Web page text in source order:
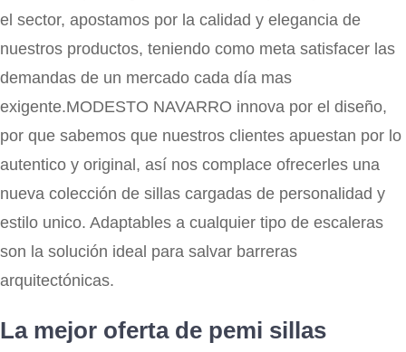
el sector, apostamos por la calidad y elegancia de
nuestros productos, teniendo como meta satisfacer las
demandas de un mercado cada día mas
exigente.MODESTO NAVARRO innova por el diseño,
por que sabemos que nuestros clientes apuestan por lo
autentico y original, así nos complace ofrecerles una
nueva colección de sillas cargadas de personalidad y
estilo unico. Adaptables a cualquier tipo de escaleras
son la solución ideal para salvar barreras
arquitectónicas.
La mejor oferta de pemi sillas